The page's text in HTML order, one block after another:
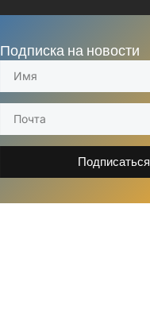
Подписка на новости
Подписаться